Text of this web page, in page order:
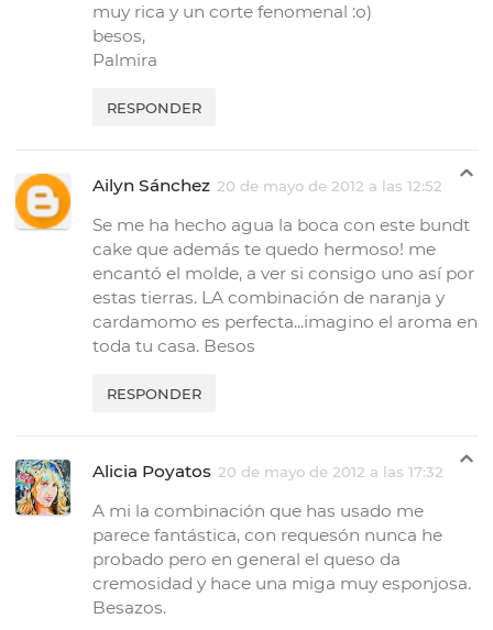
muy rica y un corte fenomenal :o)
besos,
Palmira
RESPONDER
Ailyn Sánchez 20 de mayo de 2012 a las 12:52
Se me ha hecho agua la boca con este bundt
cake que además te quedo hermoso! me
encantó el molde, a ver si consigo uno así por
estas tierras. LA combinación de naranja y
cardamomo es perfecta...imagino el aroma en
toda tu casa. Besos
RESPONDER
Alicia Poyatos 20 de mayo de 2012 a las 17:32
A mi la combinación que has usado me
parece fantástica, con requesón nunca he
probado pero en general el queso da
cremosidad y hace una miga muy esponjosa.
Besazos.